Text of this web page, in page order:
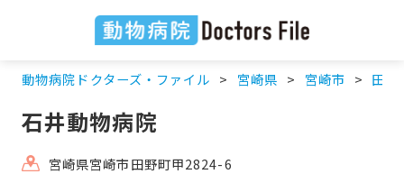
動物病院ドクターズ・ファイル 宮崎県 宮崎市 田野
石井動物病院
宮崎県宮崎市田野町甲2824-6